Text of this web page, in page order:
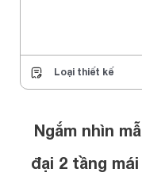
Loại thiết kế
Ngắm nhìn
đại 2 tầng